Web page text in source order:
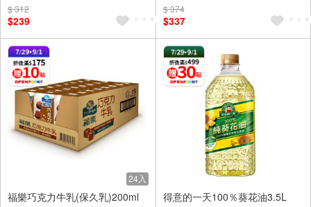
$ 312
$239
$ 374
$337
24入
福樂巧克力牛乳(保久乳)200ml
得意的一天100％葵花油3.5L